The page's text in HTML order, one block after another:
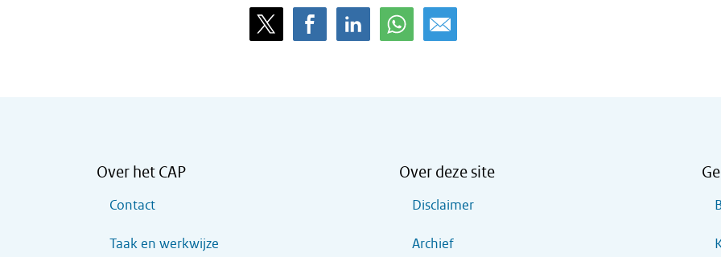
Over het CAP
Contact
Taak en werkwijze
Over deze site
Disclaimer
Archief